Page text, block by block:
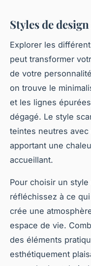
Styles de
Explorer les
peut transformer
de votre
on trouve le
et les lignes
dégagé. Le style
teintes neutres
apportant une
accueillant.
Pour choisir un
réfléchissez à ce
crée une
espace de vie.
des éléments
esthétiquement